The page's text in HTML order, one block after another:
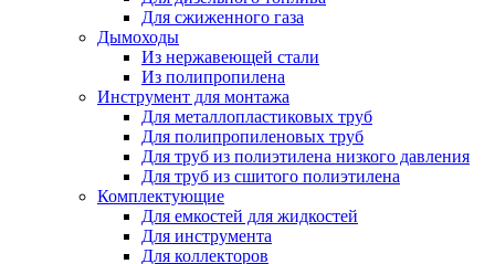
Для сжиженного газа
Дымоходы
Из нержавеющей стали
Из полипропилена
Инструмент для монтажа
Для металлопластиковых труб
Для полипропиленовых труб
Для труб из полиэтилена низкого давления
Для труб из сшитого полиэтилена
Комплектующие
Для емкостей для жидкостей
Для инструмента
Для коллекторов